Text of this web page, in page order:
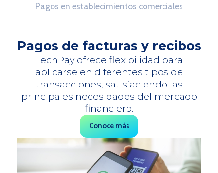
Pagos en establecimientos comerciales
Pagos de facturas y recibos
TechPay ofrece flexibilidad para
aplicarse en diferentes tipos de
transacciones, satisfaciendo las
principales necesidades del mercado
financiero.
Conoce más